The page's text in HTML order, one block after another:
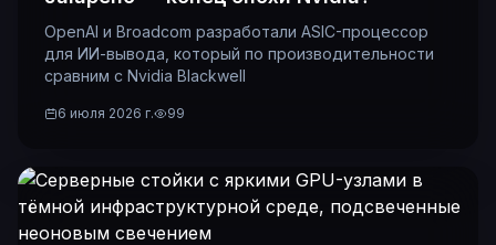
OpenAI и Broadcom разработали ASIC-процессор
для ИИ-вывода, который по производительности
сравним с Nvidia Blackwell
6 июля 2026 г. 99